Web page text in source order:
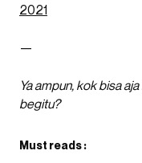
2021
—
Ya ampun, kok bisa
begitu?
Must reads :